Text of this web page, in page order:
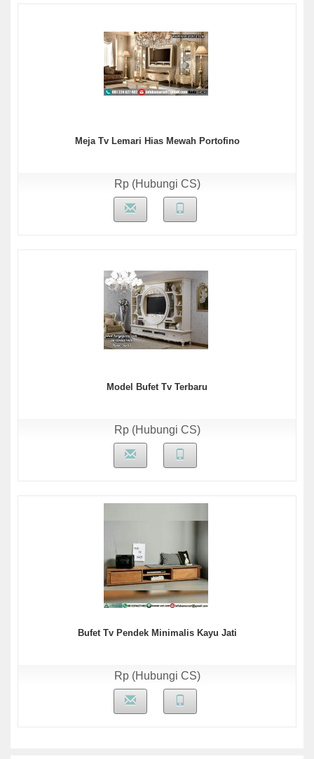
Meja Tv Lemari Hias Mewah Portofino
Rp (Hubungi CS)
Model Bufet Tv Terbaru
Rp (Hubungi CS)
Bufet Tv Pendek Minimalis Kayu Jati
Rp (Hubungi CS)